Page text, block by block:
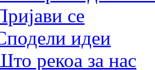
се
идеи
рекоа за нас